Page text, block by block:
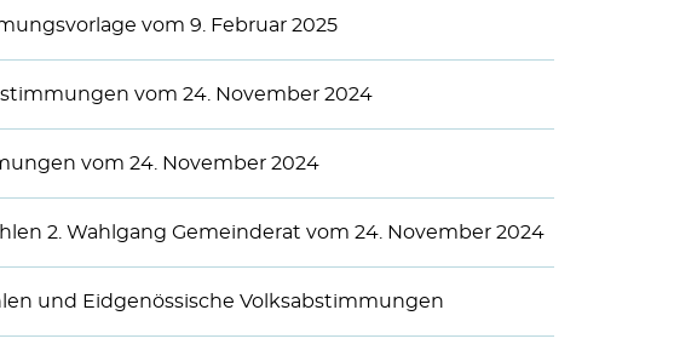
vom 9. Februar 2025
vom 24. November 2024
vom 24. November 2024
2. Wahlgang Gemeinderat vom 24. November 2024
und Eidgenössische Volksabstimmungen